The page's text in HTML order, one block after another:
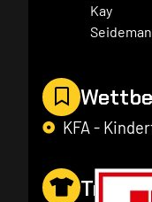
Kay
KFA -